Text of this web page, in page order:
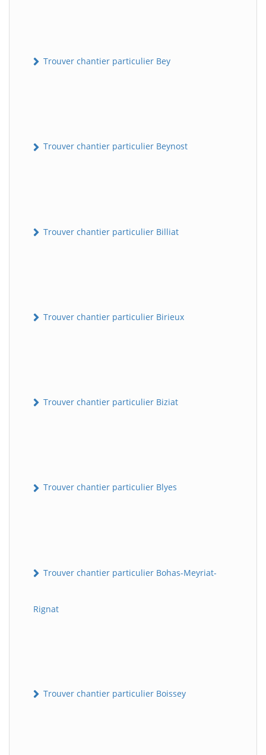
Trouver chantier particulier Bey
Trouver chantier particulier Beynost
Trouver chantier particulier Billiat
Trouver chantier particulier Birieux
Trouver chantier particulier Biziat
Trouver chantier particulier Blyes
Trouver chantier particulier Bohas-Meyriat-
Rignat
Trouver chantier particulier Boissey